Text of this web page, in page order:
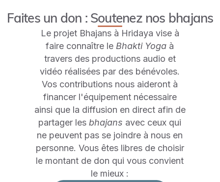
Faites un don : Soutenez nos bhajans
Le projet Bhajans à Hridaya vise à
faire connaître le Bhakti Yoga à
travers des productions audio et
vidéo réalisées par des bénévoles.
Vos contributions nous aideront à
financer l'équipement nécessaire
ainsi que la diffusion en direct afin de
partager lesbhajans avec ceux qui
ne peuvent pas se joindre à nous en
personne. Vous êtes libres de choisir
le montant de don qui vous convient
le mieux :